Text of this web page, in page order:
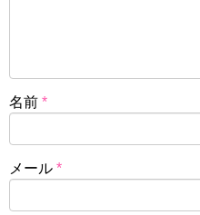
名前 *
メール *